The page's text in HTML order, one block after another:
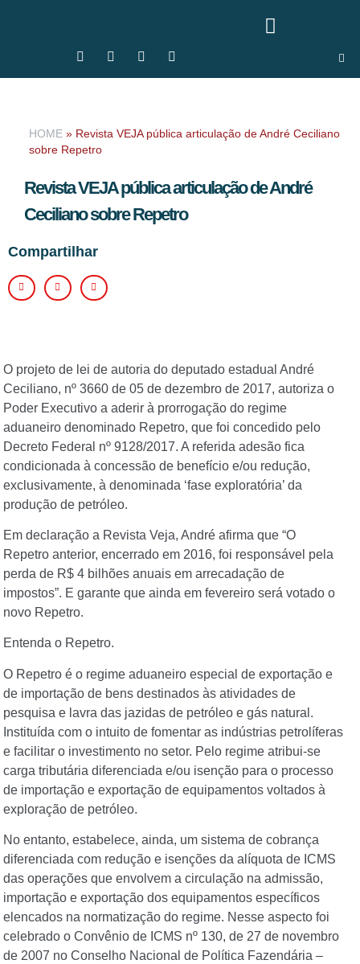
HOME » Revista VEJA pública articulação de André Ceciliano
sobre Repetro
Revista VEJA pública articulação de André
Ceciliano sobre Repetro
Compartilhar
O projeto de lei de autoria do deputado estadual André
Ceciliano, nº 3660 de 05 de dezembro de 2017, autoriza o
Poder Executivo a aderir à prorrogação do regime
aduaneiro denominado Repetro, que foi concedido pelo
Decreto Federal nº 9128/2017. A referida adesão fica
condicionada à concessão de benefício e/ou redução,
exclusivamente, à denominada ‘fase exploratória’ da
produção de petróleo.
Em declaração a Revista Veja, André afirma que “O
Repetro anterior, encerrado em 2016, foi responsável pela
perda de R$ 4 bilhões anuais em arrecadação de
impostos”. E garante que ainda em fevereiro será votado o
novo Repetro.
Entenda o Repetro.
O Repetro é o regime aduaneiro especial de exportação e
de importação de bens destinados às atividades de
pesquisa e lavra das jazidas de petróleo e gás natural.
Instituída com o intuito de fomentar as indústrias petrolíferas
e facilitar o investimento no setor. Pelo regime atribui-se
carga tributária diferenciada e/ou isenção para o processo
de importação e exportação de equipamentos voltados à
exploração de petróleo.
No entanto, estabelece, ainda, um sistema de cobrança
diferenciada com redução e isenções da alíquota de ICMS
das operações que envolvem a circulação na admissão,
importação e exportação dos equipamentos específicos
elencados na normatização do regime. Nesse aspecto foi
celebrado o Convênio de ICMS nº 130, de 27 de novembro
de 2007 no Conselho Nacional de Política Fazendária –